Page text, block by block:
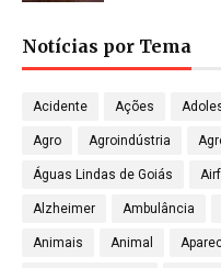
Notícias por Tema
Acidente Ações
Agro Agroindústria
Águas Lindas de Goiás
Alzheimer Ambulância
Animais Animal